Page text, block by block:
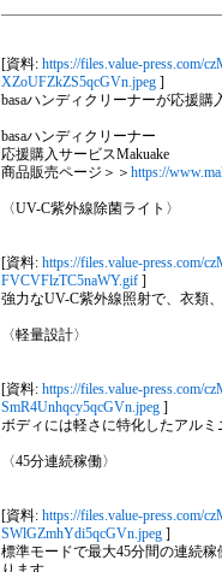
[資料: https://files.value-
XZoUFZkZS5qcGVn.jpeg ]
basaハンディクリーナーが応援購
basaハンディクリーナー
応援購入サービスMakuake
商品販売ページ＞＞ https://
〈UV-C紫外線除菌ライト〉
[資料: https://files.value-
FVCVFlzTC5naWY.gif ]
強力なUV-C紫外線照射で、衣類
〈軽量設計〉
[資料: https://files.value-
SmR4Unhqcy5qcGVn.jpeg ]
ボディには軽さに特化したアルミ
〈45分連続稼働〉
[資料: https://files.value-
SWlGZmhYdi5qcGVn.jpeg ]
標準モードで最大45分間の連続